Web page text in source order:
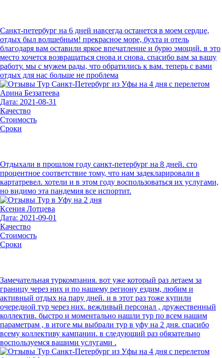
Санкт-петербург на 6 дней навсегда останется в моем сердце,
отдых был волшебным! прекрасное море, бухта и отель
благодаря вам оставили яркое впечатление и бурю эмоций. в это
место хочется возвращаться снова и снова. спасибо вам за вашу
работу. мы с мужем рады, что обратились к вам. теперь с вами
отдых для нас больше не проблема
Арина Беззатеева
Дата: 2021-08-31
Качество
Стоимость
Сроки
Отдыхали в прошлом году санкт-петербург на 8 дней. сто
процентное соответствие тому, что нам задекларировали в
картатревел. хотели и в этом году воспользоваться их услугами,
но видимо эта пандемия все испортит.
Ксения Лотцева
Дата: 2021-09-01
Качество
Стоимость
Сроки
Замечательная туркомпания. вот уже который раз летаем за
границу через них и по нашему региону ездим, любим и
активный отдых на пару дней. и в этот раз тоже купили
очередной тур через них. вежливый персонал , дружественный
коллектив. быстро и моментально нашли тур по всем нашим
параметрам , в итоге мы выбрали тур в уфу на 2 дня. спасибо
всему коллективу кампании. в следующий раз обязательно
воспользуемся вашими услугами .